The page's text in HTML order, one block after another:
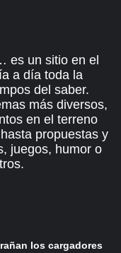
es un sitio en el
a día toda la
del saber.
más diversos,
en el terreno
propuestas y
juegos, humor o
los cargadores